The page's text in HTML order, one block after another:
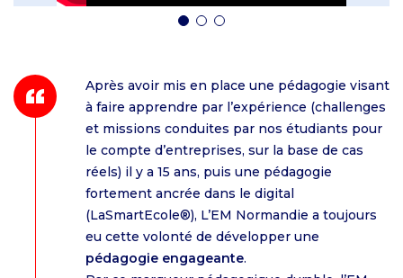
Après avoir mis en place une pédagogie visant
à faire apprendre par l’expérience (challenges
et missions conduites par nos étudiants pour
le compte d’entreprises, sur la base de cas
réels) il y a 15 ans, puis une pédagogie
fortement ancrée dans le digital
(LaSmartEcole®), L’EM Normandie a toujours
eu cette volonté de développer une
pédagogie engageante.